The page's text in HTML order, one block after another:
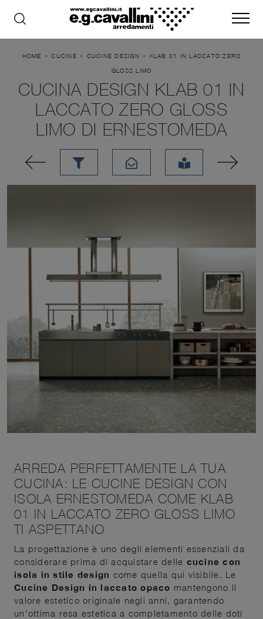
HOME -CUCINE - CUCINE DESIGN - KLAB 01 IN LACCATO ZERO
GLOSS LIMO
CUCINA DESIGN KLAB 01 IN
LACCATO ZERO GLOSS
LIMO DI ERNESTOMEDA
ARREDA PERFETTAMENTE LA TUA
CUCINA: LE CUCINE DESIGN CON
ISOLA ERNESTOMEDA COME KLAB
01 IN LACCATO ZERO GLOSS LIMO
TI ASPETTANO
La progettazione è uno degli elementi essenziali da
considerare prima di acquistare delle cucine con
isola in stile design come quella qui visibile. Le
Cucine Design in laccato opaco mantengono il
valore estetico originale negli anni, garantendo
un'ottima resa estetica a completamento delle doti